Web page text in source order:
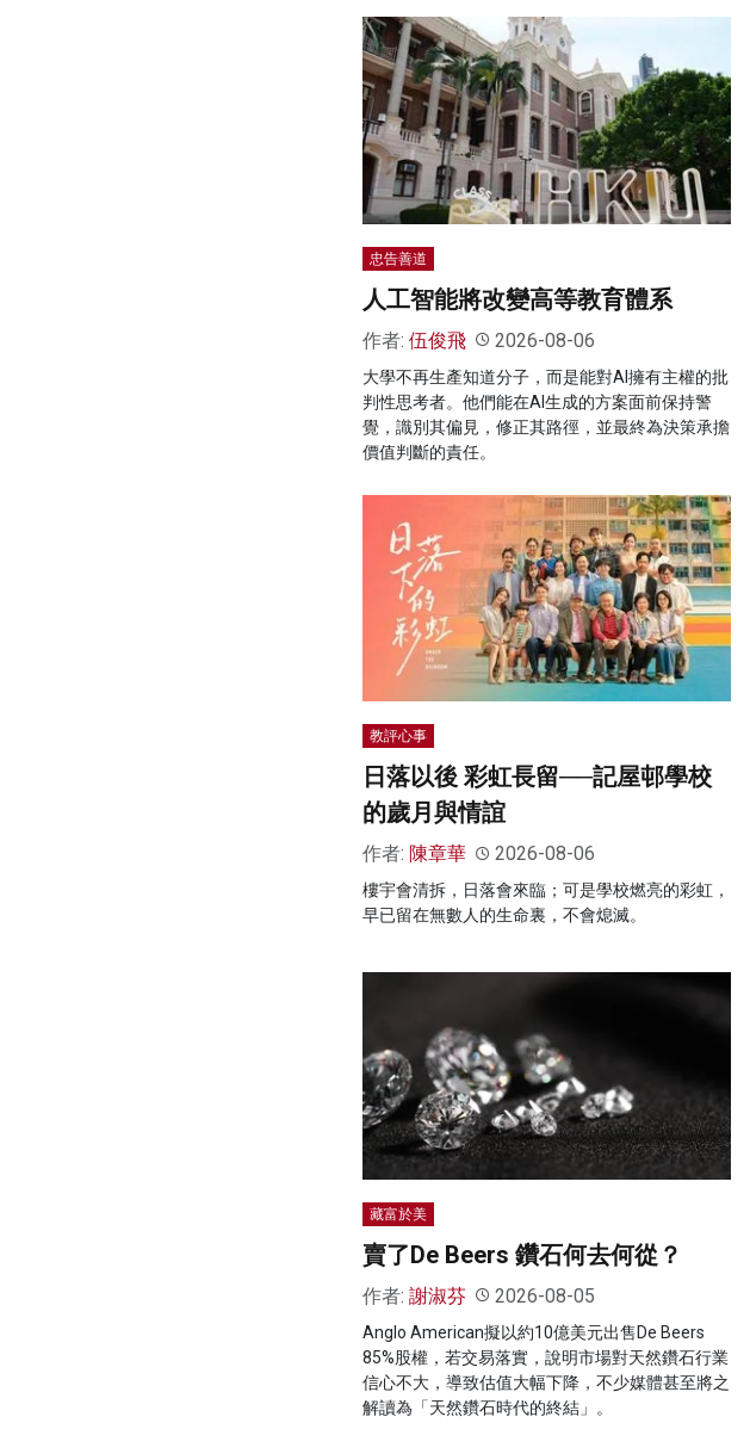
忠告善道
人工智能將改變高等教育體系
作者: 伍俊飛 2026-08-06
大學不再生產知道分子，而是能對AI擁有主權的批
判性思考者。他們能在AI生成的方案面前保持警
覺，識別其偏見，修正其路徑，並最終為決策承擔
價值判斷的責任。
教評心事
日落以後 彩虹長留──記屋邨學校
的歲月與情誼
作者: 陳章華 2026-08-06
樓宇會清拆，日落會來臨；可是學校燃亮的彩虹，
早已留在無數人的生命裏，不會熄滅。
藏富於美
賣了De Beers 鑽石何去何從？
作者: 謝淑芬 2026-08-05
Anglo American擬以約10億美元出售De Beers
85%股權，若交易落實，說明市場對天然鑽石行業
信心不大，導致估值大幅下降，不少媒體甚至將之
解讀為「天然鑽石時代的終結」。